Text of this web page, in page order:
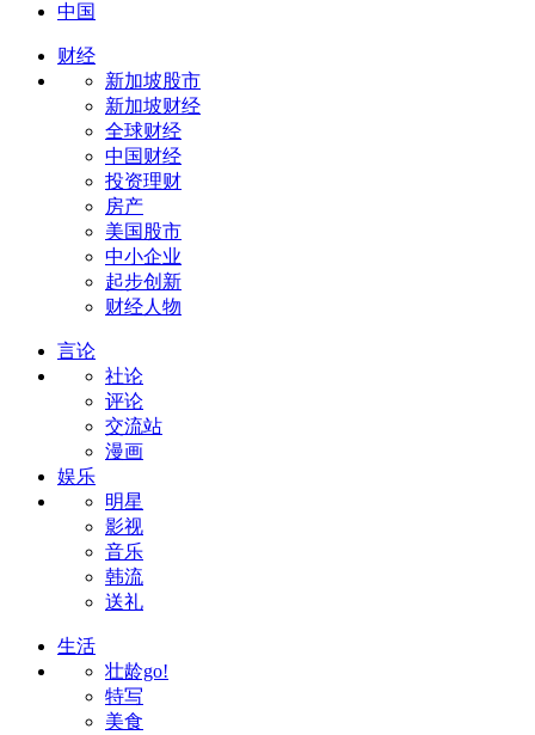
中国
财经
新加坡股市
新加坡财经
全球财经
中国财经
投资理财
房产
美国股市
中小企业
起步创新
财经人物
言论
社论
评论
交流站
漫画
娱乐
明星
影视
音乐
韩流
送礼
生活
壮龄go!
特写
美食